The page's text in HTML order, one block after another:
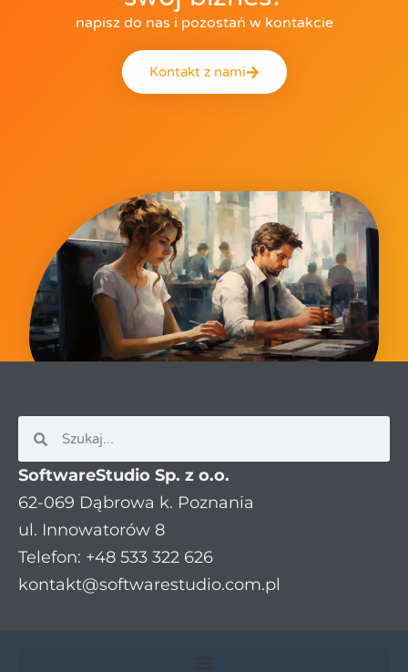
napisz do nas i pozostań w kontakcie
Kontakt z nami
SoftwareStudio Sp. z o.o.
62-069 Dąbrowa k. Poznania
ul. Innowatorów 8
Telefon: +48 533 322 626
kontakt@softwarestudio.com.pl